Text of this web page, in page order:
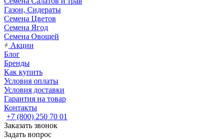
Газон, Сидераты
Семена Цветов
Семена Ягод
Семена Овощей
Акции
Блог
Бренды
Как купить
Условия оплаты
Условия доставки
Гарантия на товар
Контакты
+7 (800) 250 70 01
Заказать звонок
Задать вопрос